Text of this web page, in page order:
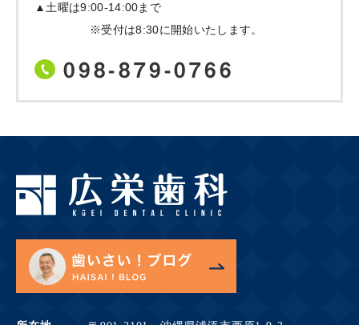
▲土曜は9:00-14:00まで
※受付は8:30に開始いたします。
098-879-0766